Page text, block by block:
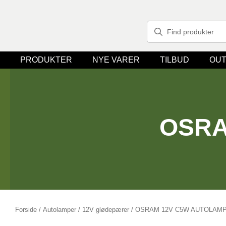
PRODUKTER NYE VARER TILBUD
Forside / Autolamper / 12V glødepærer / OSRAM 12V C5W